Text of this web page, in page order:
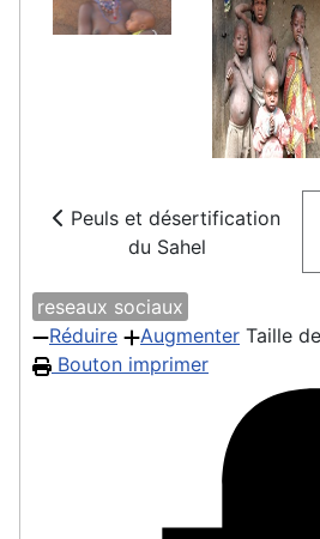
Peuls et désertification
du Sahel
reseaux sociaux
Réduire
Augmenter Taille
Bouton imprimer